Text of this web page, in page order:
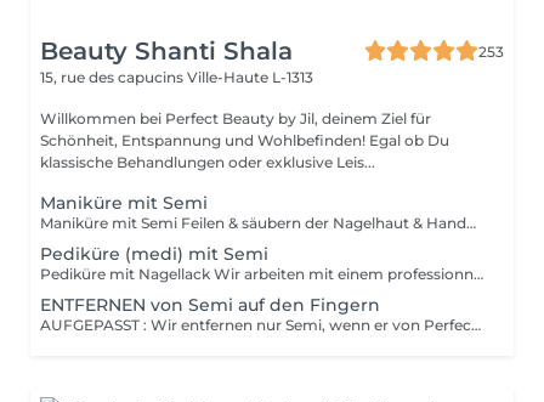
Beauty Shanti Shala
253
15, rue des capucins Ville-Haute L-1313
Willkommen bei Perfect Beauty by Jil, deinem Ziel für
Schönheit, Entspannung und Wohlbefinden! Egal ob Du
klassische Behandlungen oder exklusive Leis...
Maniküre mit Semi
Maniküre mit Semi Feilen & säubern der Nagelhaut & Handmassage Nagellack = ganz normaler Lack, den man selber mit Nagellackentferner abwischen kann. Hält 2-4 Tage auf Fingernägeln, 1 Monat auf Fussnägeln und muss bis zu 30min trocknen. Semi = wird unter einer LEDlampe getrocknet und sollte bei uns wieder entfernt werden (ist im Preis inbegriffen) . Hält 3 Wochen auf Fingernägeln, 4-5 Wochen auf Fussnägeln und ist direkt trocken. Kann die Nägel jedoch schädigen wenn es oft und ohne Pause gemacht wird.
Pediküre (medi) mit Semi
Pediküre mit Nagellack Wir arbeiten mit einem professionnellen Apparat der Marke RUCK, Fussbad, schneiden & feilen der Nägel, säubern der Nagelhaut, polieren der Nägel, entfernen von Hühneraugen, Hornhaut & von eingewachsenen Nägeln und Fussmassage Nagellack = ganz normaler Lack, den man selber mit Nagellackentferner abwischen kann. Hält 2-4 Tage auf Fingernägeln, 1 Monat auf Fussnägeln und muss bis zu 30min trocknen. Semi = wird unter einer LEDlampe getrocknet und sollte bei uns wieder entfernt werden (ist im Preis inbegriffen) . Hält 3 Wochen auf Fingernägeln, 4-5 Wochen auf Fussnägeln und ist direkt trocken. Kann die Nägel jedoch schädigen wenn es oft und ohne Pause gemacht wird.
ENTFERNEN von Semi auf den Fingern
AUFGEPASST : Wir entfernen nur Semi, wenn er von Perfect Beauty aufgetragen wurde und dies wird auch nicht berechnet, sondern ist im Preis vom Semi einbegriffen. Die Kunden die einen Termin buchen ohne die Politur bei uns haben lassen, werden wir leider ablehnen und der Termin wird verrechent weil Sie die Terminplan blockieren. Danke für dein Verständnis